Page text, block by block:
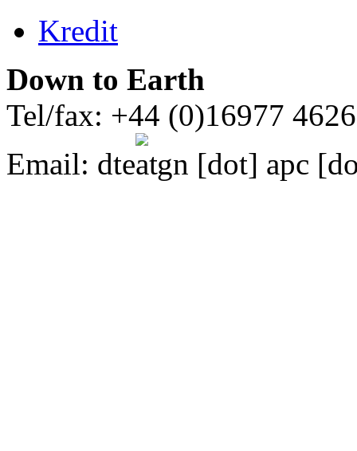
Kredit
Down to Earth
Tel/fax: +44 (0)16977
Email: dte gn [dot] apc